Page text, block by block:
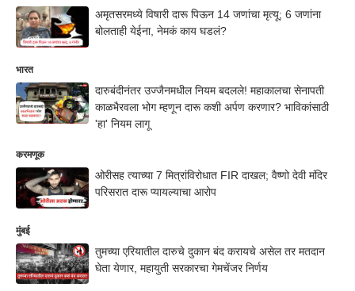
अमृतसरमध्ये विषारी दारू पिऊन 14 जणांचा मृत्यू; 6 जणांना
बोलताही येईना, नेमकं काय घडलं?
भारत
दारुबंदीनंतर उज्जैनमधील नियम बदलले! महाकालचा सेनापती
काळभैरवला भोग म्हणून दारू कशी अर्पण करणार? भाविकांसाठी
'हा' नियम लागू
करमणूक
ओरीसह त्याच्या 7 मित्रांविरोधात FIR दाखल; वैष्णो देवी मंदिर
परिसरात दारू प्यायल्याचा आरोप
मुंबई
तुमच्या एरियातील दारुचे दुकान बंद करायचे असेल तर मतदान
घेता येणार, महायुती सरकारचा गेमचेंजर निर्णय